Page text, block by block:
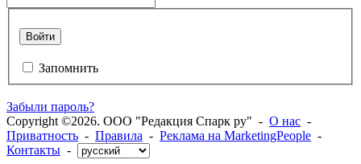
Войти
Запомнить
Забыли пароль?
Copyright ©2026. ООО "Редакция Спарк ру" - О нас -
Приватность - Правила - Реклама на MarketingPeople -
Контакты -